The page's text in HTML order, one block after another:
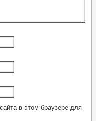
в этом браузере для